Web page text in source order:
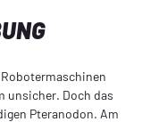
unsicher. Doch das
Pteranodon. Am